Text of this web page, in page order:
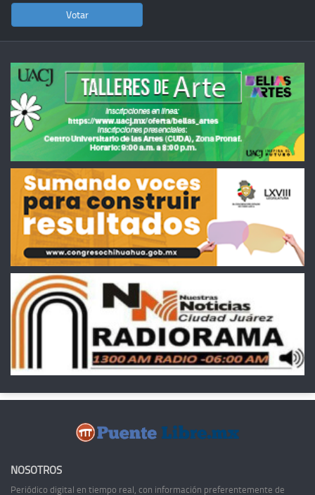
NOSOTROS
Periódico digital en tiempo real, con información preferentemente de